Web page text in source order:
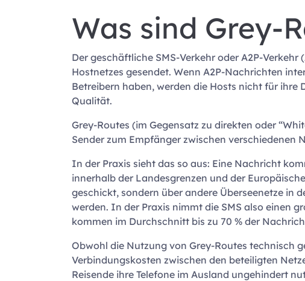
Was sind Grey-
Der geschäftliche SMS-Verkehr oder A2P-
Hostnetzes gesendet. Wenn A2P-Nachrichten
Betreibern haben, werden die Hosts nicht für
Qualität.
Grey-Routes (im Gegensatz zu direkten oder
Sender zum Empfänger zwischen verschiedenen
In der Praxis sieht das so aus: Eine Nachricht
innerhalb der Landesgrenzen und der
geschickt, sondern über andere Überseenetze in
werden. In der Praxis nimmt die SMS also einen
kommen im Durchschnitt bis zu 70 % der
Obwohl die Nutzung von Grey-Routes technisch
Verbindungskosten zwischen den beteiligten
Reisende ihre Telefone im Ausland ungehindert